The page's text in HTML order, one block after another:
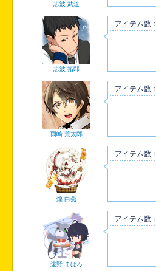
志波 武道
志波 拓郎
アイテム数
雨崎 荒太郎
アイテム数
煌 白燕
アイテム数
遠野 まほろ
アイテム数